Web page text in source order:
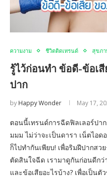
ความงาม ชีวิตติดเทรนด์ สุขภ
รู้ไว้ก่อนทำ ข้อดี-ข้อเ
ปาก
by Happy Wonder May 17,
ตอนนี้เทรนด์การฉีดฟิลเลอร์ปา
มมม ไม่ว่าจะเป็นดารา เน็ตไอ
ก็ไปทำกันเพียบ! เพื่อริมฝีปากส
ตัดสินใจฉีด เรามาดูกันก่อนดีก
และข้อเสียอะไรบ้าง? เพื่อเป็น